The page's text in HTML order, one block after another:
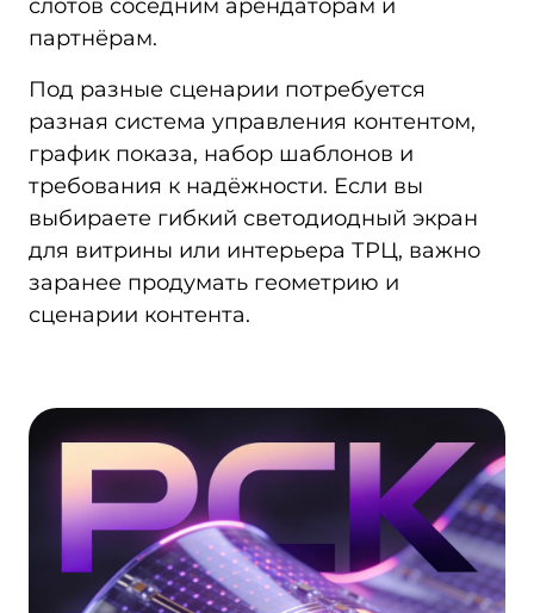
слотов соседним арендаторам и
партнёрам.
Под разные сценарии потребуется
разная система управления контентом,
график показа, набор шаблонов и
требования к надёжности. Если вы
выбираете гибкий светодиодный экран
для витрины или интерьера ТРЦ, важно
заранее продумать геометрию и
сценарии контента.